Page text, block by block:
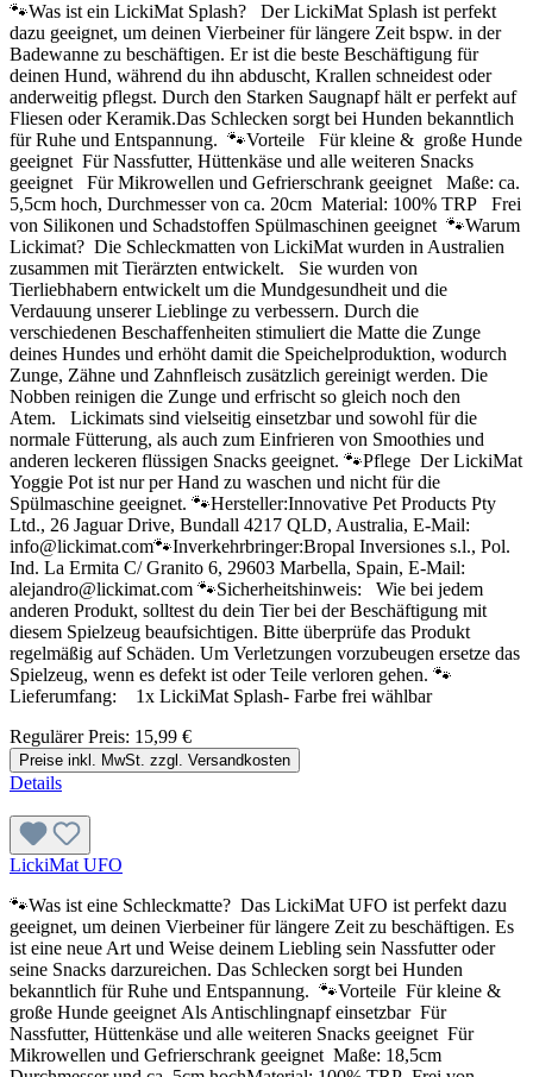
🐾Was ist ein LickiMat Splash? Der LickiMat Splash ist perfekt
dazu geeignet, um deinen Vierbeiner für längere Zeit bspw. in der
Badewanne zu beschäftigen. Er ist die beste Beschäftigung für
deinen Hund, während du ihn abduscht, Krallen schneidest oder
anderweitig pflegst. Durch den Starken Saugnapf hält er perfekt auf
Fliesen oder Keramik.Das Schlecken sorgt bei Hunden bekanntlich
für Ruhe und Entspannung. 🐾Vorteile Für kleine & große Hunde
geeignet Für Nassfutter, Hüttenkäse und alle weiteren Snacks
geeignet Für Mikrowellen und Gefrierschrank geeignet Maße: ca.
5,5cm hoch, Durchmesser von ca. 20cm Material: 100% TRP Frei
von Silikonen und Schadstoffen Spülmaschinen geeignet 🐾Warum
Lickimat? Die Schleckmatten von LickiMat wurden in Australien
zusammen mit Tierärzten entwickelt. Sie wurden von
Tierliebhabern entwickelt um die Mundgesundheit und die
Verdauung unserer Lieblinge zu verbessern. Durch die
verschiedenen Beschaffenheiten stimuliert die Matte die Zunge
deines Hundes und erhöht damit die Speichelproduktion, wodurch
Zunge, Zähne und Zahnfleisch zusätzlich gereinigt werden. Die
Nobben reinigen die Zunge und erfrischt so gleich noch den
Atem. Lickimats sind vielseitig einsetzbar und sowohl für die
normale Fütterung, als auch zum Einfrieren von Smoothies und
anderen leckeren flüssigen Snacks geeignet. 🐾Pflege Der LickiMat
Yoggie Pot ist nur per Hand zu waschen und nicht für die
Spülmaschine geeignet. 🐾Hersteller:Innovative Pet Products Pty
Ltd., 26 Jaguar Drive, Bundall 4217 QLD, Australia, E-Mail:
info@lickimat.com🐾Inverkehrbringer:Bropal Inversiones s.l., Pol.
Ind. La Ermita C/ Granito 6, 29603 Marbella, Spain, E-Mail:
alejandro@lickimat.com 🐾Sicherheitshinweis: Wie bei jedem
anderen Produkt, solltest du dein Tier bei der Beschäftigung mit
diesem Spielzeug beaufsichtigen. Bitte überprüfe das Produkt
regelmäßig auf Schäden. Um Verletzungen vorzubeugen ersetze das
Spielzeug, wenn es defekt ist oder Teile verloren gehen. 🐾
Lieferumfang: 1x LickiMat Splash- Farbe frei wählbar
Regulärer Preis: 15,99 €
Preise inkl. MwSt. zzgl. Versandkosten
Details
LickiMat UFO
🐾Was ist eine Schleckmatte? Das LickiMat UFO ist perfekt dazu
geeignet, um deinen Vierbeiner für längere Zeit zu beschäftigen. Es
ist eine neue Art und Weise deinem Liebling sein Nassfutter oder
seine Snacks darzureichen. Das Schlecken sorgt bei Hunden
bekanntlich für Ruhe und Entspannung. 🐾Vorteile Für kleine &
große Hunde geeignet Als Antischlingnapf einsetzbar Für
Nassfutter, Hüttenkäse und alle weiteren Snacks geeignet Für
Mikrowellen und Gefrierschrank geeignet Maße: 18,5cm